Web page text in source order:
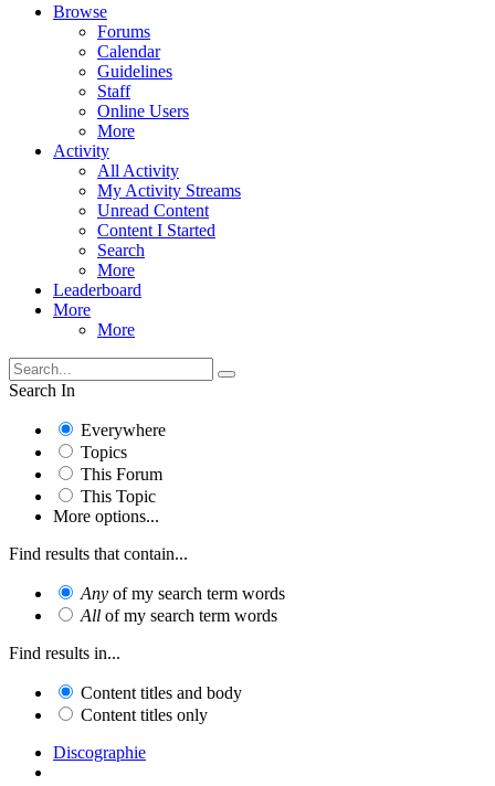
Browse
Forums
Calendar
Guidelines
Staff
Online Users
More
Activity
All Activity
My Activity Streams
Unread Content
Content I Started
Search
More
Leaderboard
More
More
Search In
Everywhere
Topics
This Forum
This Topic
More options...
Find results that contain...
Any of my search term words
All of my search term words
Find results in...
Content titles and body
Content titles only
Discographie